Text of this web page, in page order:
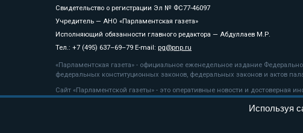
Свидетельство о регистрации Эл № ФС77-46097
Учредитель — АНО «Парламентская газета»
Исполняющий обязанности главного редактора — Абдуллаев М.Р.
Тел.: +7 (495) 637–69–79 E-mail: pg@pnp.ru
«Парламентская газета» - официальное еженедельное издание
федеральных конституционных законов, федеральных законов и актов
Сайт «Парламентской газеты» - это оперативные новости и достоверная
«Парламентской газеты» активная ссылка на pnp.ru обязательна.
рекомендательные технологии
Используя